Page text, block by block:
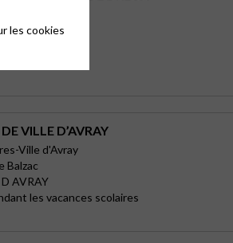
VILLE D’AVRAY
Ville d'Avray
Balzac
AVRAY
les vacances scolaires
les cookies